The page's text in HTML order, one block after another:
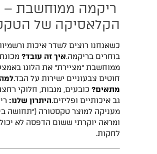
ריקמה ממוחשבת –
הקלאסיקה של
כשאנחנו רוצים לשדר איכות
בוחרים בריקמה.איך זה עובד?
ממוחשבת "מציירת" את הלוגו
חוטים צבעוניים ישירות על הבד.
מתאים? כובעים, מגבות, חלוקי
גב איכותיים ופליזים.היתרון שלנו:
מעניקה למוצר טקסטורה ("תחושה
ומראה יוקרתי ששום הדפסה לא
לחקות.